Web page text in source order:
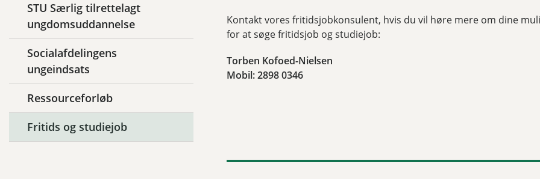
STU Særlig tilrettelagt
ungdomsuddannelse
Socialafdelingens
ungeindsats
Ressourceforløb
Fritids og studiejob
Kontakt vores fritidsjobkonsulent, hvis du vil høre mere om dine
for at søge fritidsjob og studiejob:
Torben Kofoed-Nielsen
Mobil: 2898 0346